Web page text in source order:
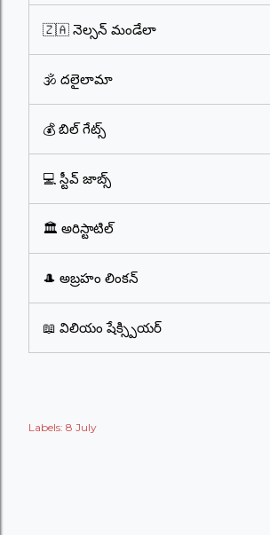
🇿🇦 నెల్సన్ మండేలా
🕉️ దలైలామా
💰 బిల్ గేట్స్
💻 స్టీవ్ జాబ్స్
🏛️ అరిస్టాటిల్
🎩 అబ్రహం లింకన్
📖 విలియం షేక్స్పియర్
Labels: 8 July